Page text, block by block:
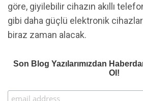
göre, giyilebilir cihazın akıllı
gibi daha güçlü elektronik
biraz zaman alacak.
Son Blog Yazılarımızdan
Ol!